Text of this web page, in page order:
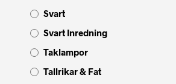
Svart
Svart Inredning
Taklampor
Tallrikar & Fat